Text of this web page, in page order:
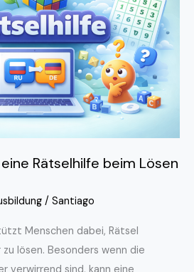
Rätselhilfe beim Lösen
/ Santiago
Menschen dabei, Rätsel
lösen. Besonders wenn die